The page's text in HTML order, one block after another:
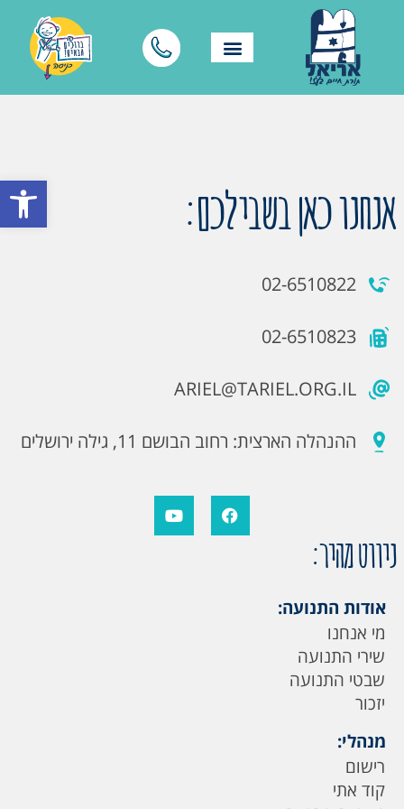
פתח אנחנו כאן בשבילכם:
02-6510822
02-6510823
ARIEL@TARIEL.ORG.IL
ההנהלה הארצית: רחוב הבושם 11, גילה ירושלים
ניווט מהיר:
אודות התנועה:
מי אנחנו
שירי התנועה
שבטי התנועה
יזכור
מנהלי:
רישום
קוד אתי